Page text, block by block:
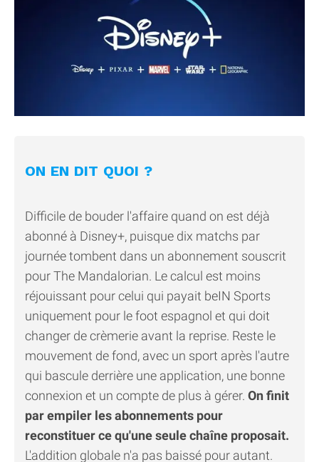
ON EN DIT QUOI ?
Difficile de bouder l'affaire quand on est déjà
abonné à Disney+, puisque dix matchs par
journée tombent dans un abonnement souscrit
pour The Mandalorian. Le calcul est moins
réjouissant pour celui qui payait beIN Sports
uniquement pour le foot espagnol et qui doit
changer de crèmerie avant la reprise. Reste le
mouvement de fond, avec un sport après l'autre
qui bascule derrière une application, une bonne
connexion et un compte de plus à gérer. On finit
par empiler les abonnements pour
reconstituer ce qu'une seule chaîne proposait.
L'addition globale n'a pas baissé pour autant.